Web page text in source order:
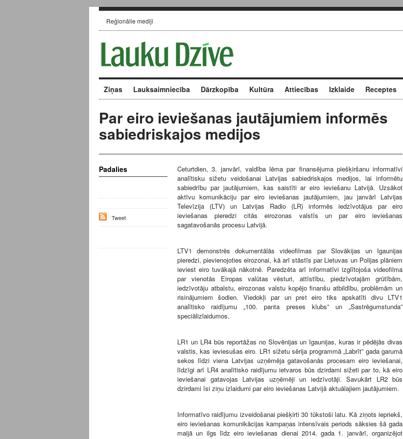
Reģionālie mediji
Ziņas Lauksaimniecība Dārzkopība Kultūra Attiecības Izklaide Receptes
Par eiro ieviešanas jautājumiem informēs
sabiedriskajos medijos
Ceturtdien, 3. janvārī, valdība lēma par finansējuma piešķiršanu informatīvi
analītisku sižetu veidošanai Latvijas sabiedriskajos medijos, lai informētu
sabiedrību par jautājumiem, kas saistīti ar eiro ieviešanu Latvijā. Uzsākot
aktīvu komunikāciju par eiro ieviešanas jautājumiem, jau janvārī Latvijas
Televīzija (LTV) un Latvijas Radio (LR) informēs iedzīvotājus par eiro
ieviešanas pieredzi citās eirozonas valstīs un par eiro ieviešanas
sagatavošanās procesu Latvijā.
LTV1 demonstrēs dokumentālās videofilmas par Slovākijas un Igaunijas
pieredzi, pievienojoties eirozonai, kā arī stāstīs par Lietuvas un Polijas plāniem
ieviest eiro tuvākajā nākotnē. Paredzēta arī informatīvi izglītojoša videofilma
par vienotās Eiropas valūtas vēsturi, attīstību, piedzīvotajām grūtībām,
iedzīvotāju atbalstu, eirozonas valstu kopējo finanšu atbildību, problēmām un
risinājumiem šodien. Viedokļi par un pret eiro tiks apskatīti divu LTV1
analītisko raidījumu „100. panta preses klubs” un „Sastrēgumstunda”
speciālizlaidumos.
LR1 un LR4 būs reportāžas no Slovēnijas un Igaunijas, kuras ir pēdējās divas
valstis, kas ieviesušas eiro. LR1 sižetu sērija programmā „Labrīt” gada garumā
sekos līdzi viena Latvijas uzņēmēja gatavošanās procesam eiro ieviešanai,
līdzīgi arī LR4 analītisko raidījumu ietvaros būs dzirdami sižeti par to, kā eiro
ieviešanai gatavojas Latvijas uzņēmēji un iedzīvotāji. Savukārt LR2 būs
dzirdami īsi ziņu izlaidumi par eiro ieviešanas Latvijā aktuālajiem jautājumiem.
Informatīvo raidījumu izveidošanai piešķirti 30 tūkstoši latu. Kā ziņots iepriekš,
eiro ieviešanas komunikācijas kampaņas intensīvais periods sāksies šā gada
maijā un ilgs līdz eiro ieviešanas dienai 2014. gada 1. janvārī, organizējot
Padalies
Tweet